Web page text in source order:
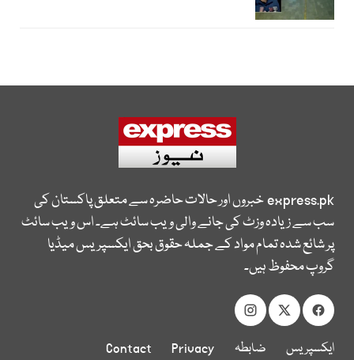
express.pkخبروں اور حالات حاضرہ سے متعلق پاکستان کی
سب سے زیادہ وزٹ کی جانے والی ویب سائٹ ہے۔ اس ویب سائٹ
پر شائع شدہ تمام مواد کے جملہ حقوق بحق ایکسپریس میڈیا
گروپ محفوظ ہیں۔
ایکسپریس
ضابطہ
Privacy
Contact